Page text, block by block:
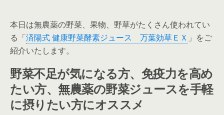
本日は無農薬の野菜、果物、野草がたくさん使われてい
る「済陽式 健康野菜酵素ジュース 万葉効草ＥＸ 」をご
紹介いたします。
野菜不足が気になる方、免疫力を高め
たい方、無農薬の野菜ジュースを手軽
に摂りたい方にオススメ